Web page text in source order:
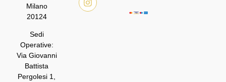
Milano
20124
Sedi
Operative:
Via Giovanni
Battista
Pergolesi 1,